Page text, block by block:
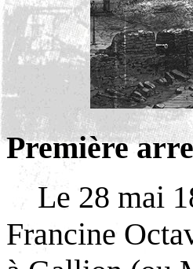
Première
Le 28 mai
Francine